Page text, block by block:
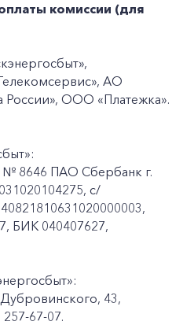
комиссии (для
АО
России», ООО «Платежка».
№ 8646 ПАО Сбербанк г.
с/
БИК 040407627,
43,
257-67-07.